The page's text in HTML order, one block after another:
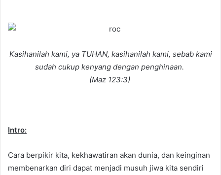
n
Kasihanilah kami, ya TUHAN, kasihanilah kami, sebab kami
sudah cukup kenyang dengan penghinaan.
(Maz 123:3)
Intro:
Cara berpikir kita, kekhawatiran akan dunia, dan keinginan
membenarkan diri dapat menjadi musuh jiwa kita sendiri